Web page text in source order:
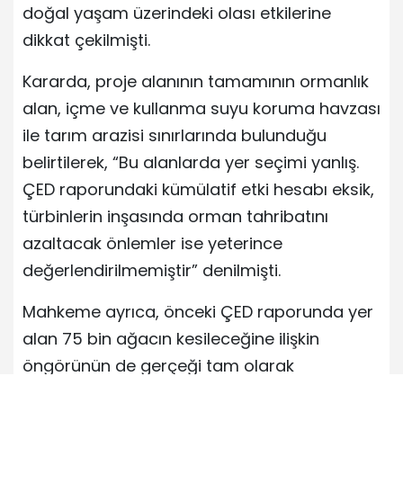
doğal yaşam üzerindeki olası etkilerine
dikkat çekilmişti.
Kararda, proje alanının tamamının ormanlık
alan, içme ve kullanma suyu koruma havzası
ile tarım arazisi sınırlarında bulunduğu
belirtilerek, “Bu alanlarda yer seçimi yanlış.
ÇED raporundaki kümülatif etki hesabı eksik,
türbinlerin inşasında orman tahribatını
azaltacak önlemler ise yeterince
değerlendirilmemiştir” denilmişti.
Mahkeme ayrıca, önceki ÇED raporunda yer
alan 75 bin ağacın kesileceğine ilişkin
öngörünün de gerçeği tam olarak